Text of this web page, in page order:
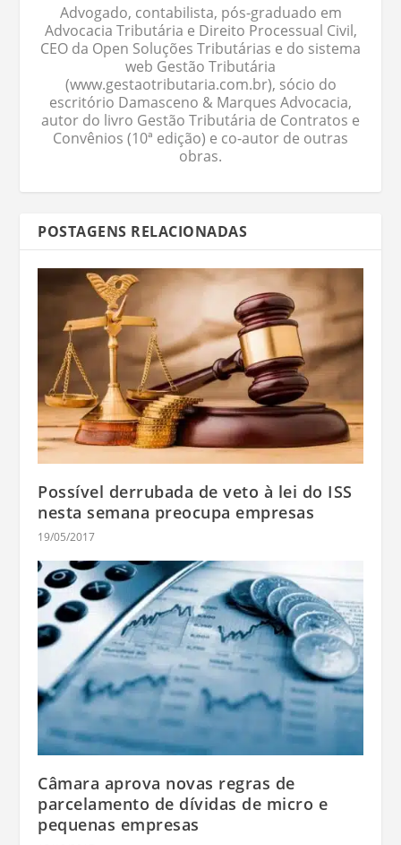
Advogado, contabilista, pós-graduado em
Advocacia Tributária e Direito Processual Civil,
CEO da Open Soluções Tributárias e do sistema
web Gestão Tributária
(www.gestaotributaria.com.br), sócio do
escritório Damasceno & Marques Advocacia,
autor do livro Gestão Tributária de Contratos e
Convênios (10ª edição) e co-autor de outras
obras.
POSTAGENS RELACIONADAS
Possível derrubada de veto à lei do ISS
nesta semana preocupa empresas
19/05/2017
Câmara aprova novas regras de
parcelamento de dívidas de micro e
pequenas empresas